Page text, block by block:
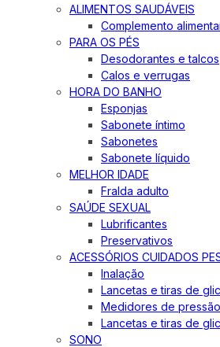
ALIMENTOS SAUDÁVEIS
Complemento
PARA OS PÉS
Desodorantes e talcos
Calos e verrugas
HORA DO BANHO
Esponjas
Sabonete íntimo
Sabonetes
Sabonete líquido
MELHOR IDADE
Fralda adulto
SAÚDE SEXUAL
Lubrificantes
Preservativos
ACESSÓRIOS CUIDADOS
Inalação
Lancetas e tiras de
Medidores de pressão
Lancetas e tiras de
SONO